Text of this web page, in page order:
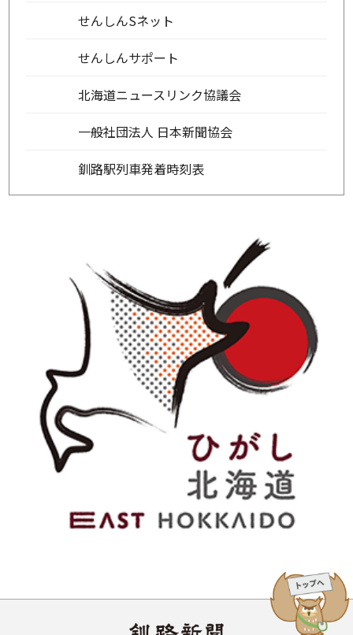
せんしんSネット
せんしんサポート
北海道ニュースリンク協議会
一般社団法人 日本新聞協会
釧路駅列車発着時刻表